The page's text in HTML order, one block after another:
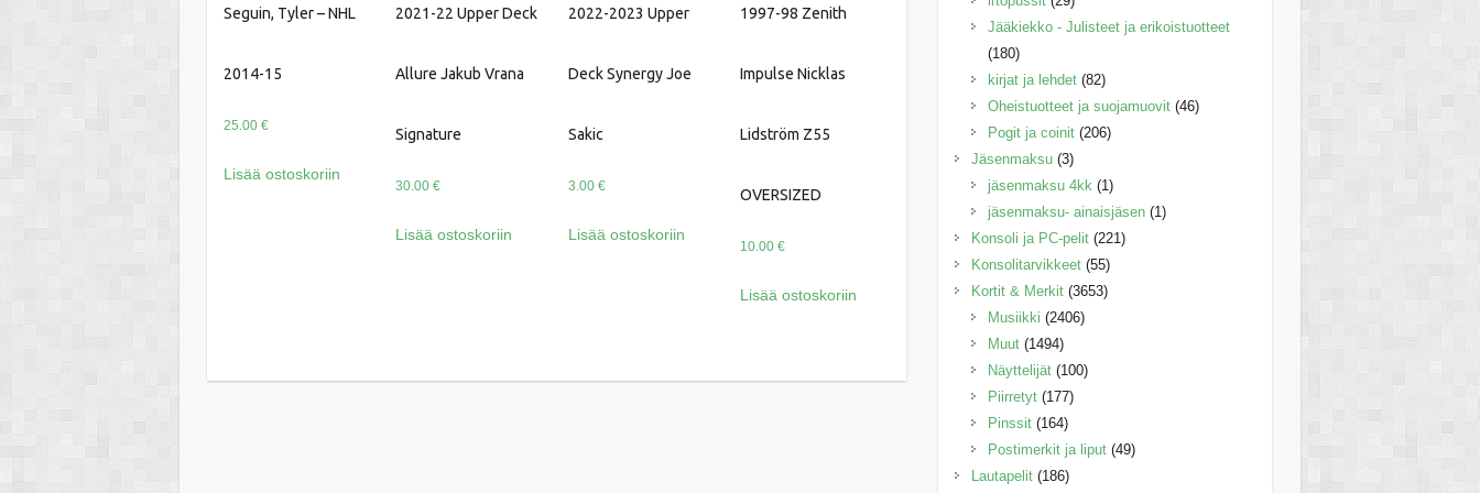
Seguin, Tyler – NHL
2014-15
25.00 €
Lisää ostoskoriin
2021-22 Upper Deck
Allure Jakub Vrana
Signature
30.00€
Lisää ostoskoriin
2022-2023 Upper
Deck Synergy Joe
Sakic
3.00 €
Lisää ostoskoriin
1997-98 Zenith
Impulse Nicklas
Lidström Z55
OVERSIZED
10.00€
Lisää ostoskoriin
Jääkiekko - Julisteet ja erikoistuotteet
(180)
kirjat ja lehdet (82)
Oheistuotteet ja suojamuovit (46)
Pogit ja coinit (206)
Jäsenmaksu (3)
jäsenmaksu 4kk (1)
jäsenmaksu- ainaisjäsen (1)
Konsoli ja PC-pelit (221)
Konsolitarvikkeet (55)
Kortit & Merkit (3653)
Musiikki (2406)
Muut (1494)
Näyttelijät (100)
Piirretyt (177)
Pinssit (164)
Postimerkit ja liput (49)
Lautapelit (186)